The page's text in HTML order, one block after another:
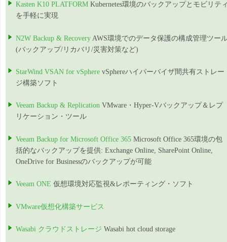
Kasten K10 PLATFORM Kubernetes環境のバックアップとモビリテ
を手軽に実現
N2W Backup & Recovery AWS環境でのデータ保護の構成管理ツー
(バックアップ/リカバリ/災害対策など)
StarWind VSAN for vSphere vSphereハイパーバイザ間共有ストレー
ジ構築ソフト
Veeam Backup & Replication VMware・Hyper-Vバックアップ＆レプ
リケーション・ツール
Veeam Backup for Microsoft Office 365 Microsoft Office 365環境の包
括的なバックアップを提供: Exchange Online, SharePoint Online,
OneDrive for Businessのバックアップが可能
Veeam ONE 仮想環境対応監視&レポーティング・ソフト
VMware仮想化構築サービス
Wasabi クラウドストレージ Wasabi hot cloud storage